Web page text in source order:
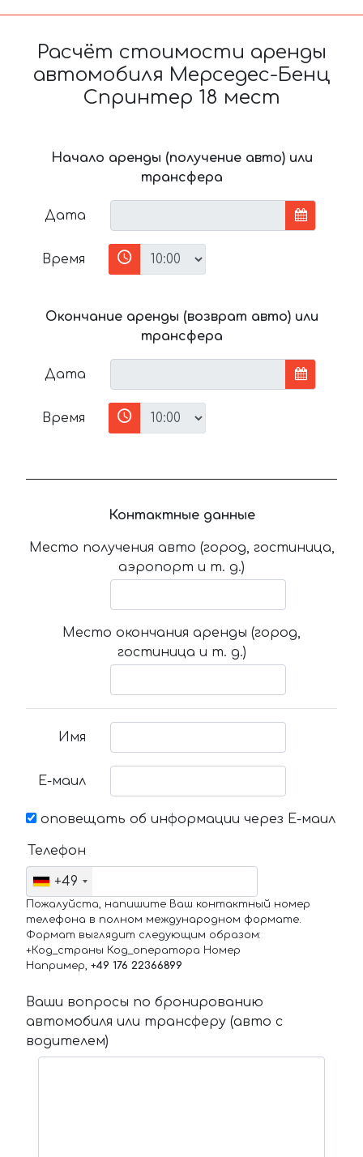
Расчёт стоимости аренды
автомобиля Мерседес-Бенц
Спринтер 18 мест
Начало аренды (получение авто) или
трансфера
Дата
Время
Окончание аренды (возврат авто) или
трансфера
Дата
Время
Контактные данные
Место получения авто (город, гостиница,
аэропорт и т. д.)
Место окончания аренды (город,
гостиница и т. д.)
Имя
Е-маил
оповещать об информации через Е-маил
Телефон
+49
Пожалуйста, напишите Ваш контактный номер
телефона в полном международном формате.
Формат выглядит следующим образом:
+Код_страны Код_оператора Номер
Например, +49 176 22366899
Ваши вопросы по бронированию
автомобиля или трансферу (авто с
водителем)